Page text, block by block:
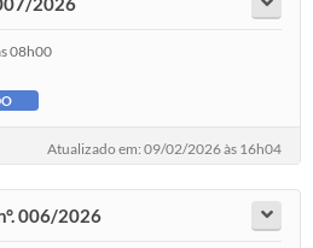
08h00
Atualizado em: 09/02/2026 às 16h04
006/2026